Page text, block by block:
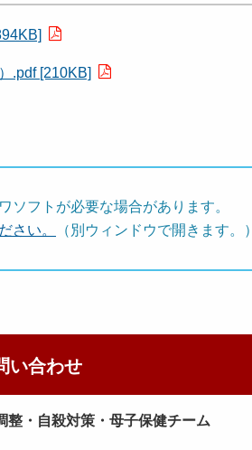
.pdf [210KB]
ソフトが必要な場合があります。
さい。
（別ウィンドウで開きます。）
い合わせ
・自殺対策・母子保健チーム